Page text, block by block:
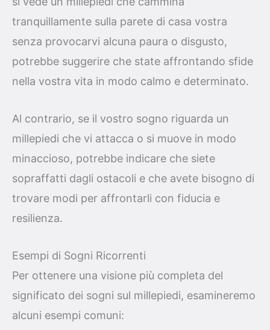
tranquillamente sulla parete di casa vostra
senza provocarvi alcuna paura o disgusto,
potrebbe suggerire che state affrontando sfide
nella vostra vita in modo calmo e determinato.
Al contrario, se il vostro sogno riguarda un
millepiedi che vi attacca o si muove in modo
minaccioso, potrebbe indicare che siete
sopraffatti dagli ostacoli e che avete bisogno di
trovare modi per affrontarli con fiducia e
resilienza.
Esempi di Sogni Ricorrenti
Per ottenere una visione più completa del
significato dei sogni sul millepiedi, esamineremo
alcuni esempi comuni: